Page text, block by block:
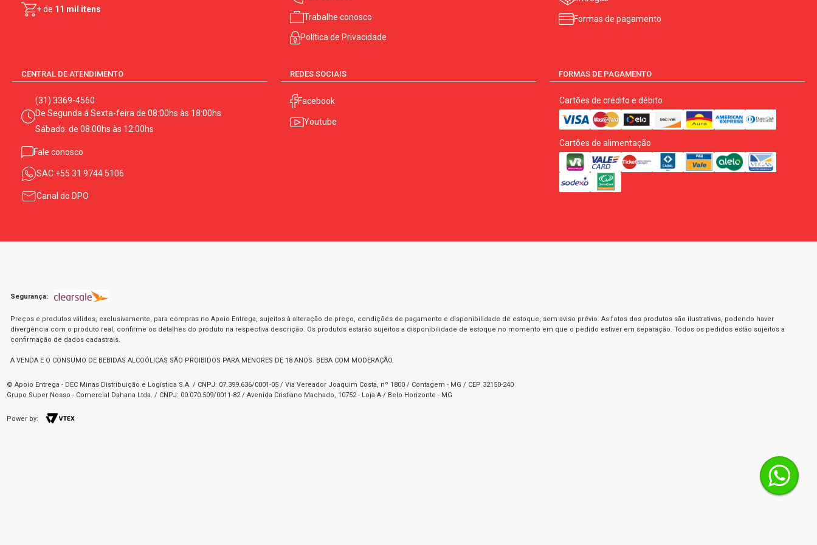
+ de 11 mil itens
Trabalhe conosco
Política de Privacidade
Formas de pagamento
CENTRAL DE ATENDIMENTO
(31) 3369-4560
De Segunda á Sexta-feira de 08:00hs às 18:00hs
Sábado: de 08:00hs às 12:00hs
Fale conosco
SAC +55 31 9744 5106
Canal do DPO
REDES SOCIAIS
Facebook
Youtube
FORMAS DE PAGAMENTO
Cartões de crédito e débito
Cartões de alimentação
Segurança:
Preços e produtos válidos, exclusivamente, para compras no Apoio Entrega, sujeitos à alteração de preço, condições de pagamento e disponibilidade de estoque, sem aviso prévio. As fotos dos produtos são ilustrativas, podendo haver
divergência com o produto real, confirme os detalhes do produto na respectiva descrição. Os produtos estarão sujeitos a disponibilidade de estoque no momento em que o pedido estiver em separação. Todos os pedidos estão sujeitos a
confirmação de dados cadastrais.
A VENDA E O CONSUMO DE BEBIDAS ALCOÓLICAS SÃO PROIBIDOS PARA MENORES DE 18 ANOS. BEBA COM MODERAÇÃO.
© Apoio Entrega - DEC Minas Distribuição e Logística S.A. / CNPJ: 07.399.636/0001-05 / Via Vereador Joaquim Costa, nº 1800 / Contagem - MG / CEP 32150-240
Grupo Super Nosso - Comercial Dahana Ltda. / CNPJ: 00.070.509/0011-82 / Avenida Cristiano Machado, 10752 - Loja A / Belo Horizonte - MG
Power by: